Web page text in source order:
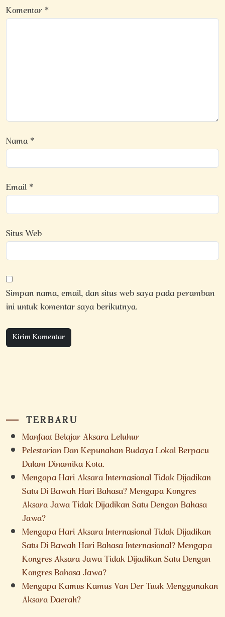
Komentar*
Nama*
Email*
Situs Web
Simpan nama, email, dan situs web saya pada peramban
ini untuk komentar saya berikutnya.
TERBARU
Manfaat Belajar Aksara Leluhur
Pelestarian Dan Kepunahan Budaya Lokal Berpacu
Dalam Dinamika Kota.
Mengapa Hari Aksara Internasional Tidak Dijadikan
Satu Di Bawah Hari Bahasa? Mengapa Kongres
Aksara Jawa Tidak Dijadikan Satu Dengan Bahasa
Jawa?
Mengapa Hari Aksara Internasional Tidak Dijadikan
Satu Di Bawah Hari Bahasa Internasional? Mengapa
Kongres Aksara Jawa Tidak Dijadikan Satu Dengan
Kongres Bahasa Jawa?
Mengapa Kamus Kamus Van Der Tuuk Menggunakan
Aksara Daerah?